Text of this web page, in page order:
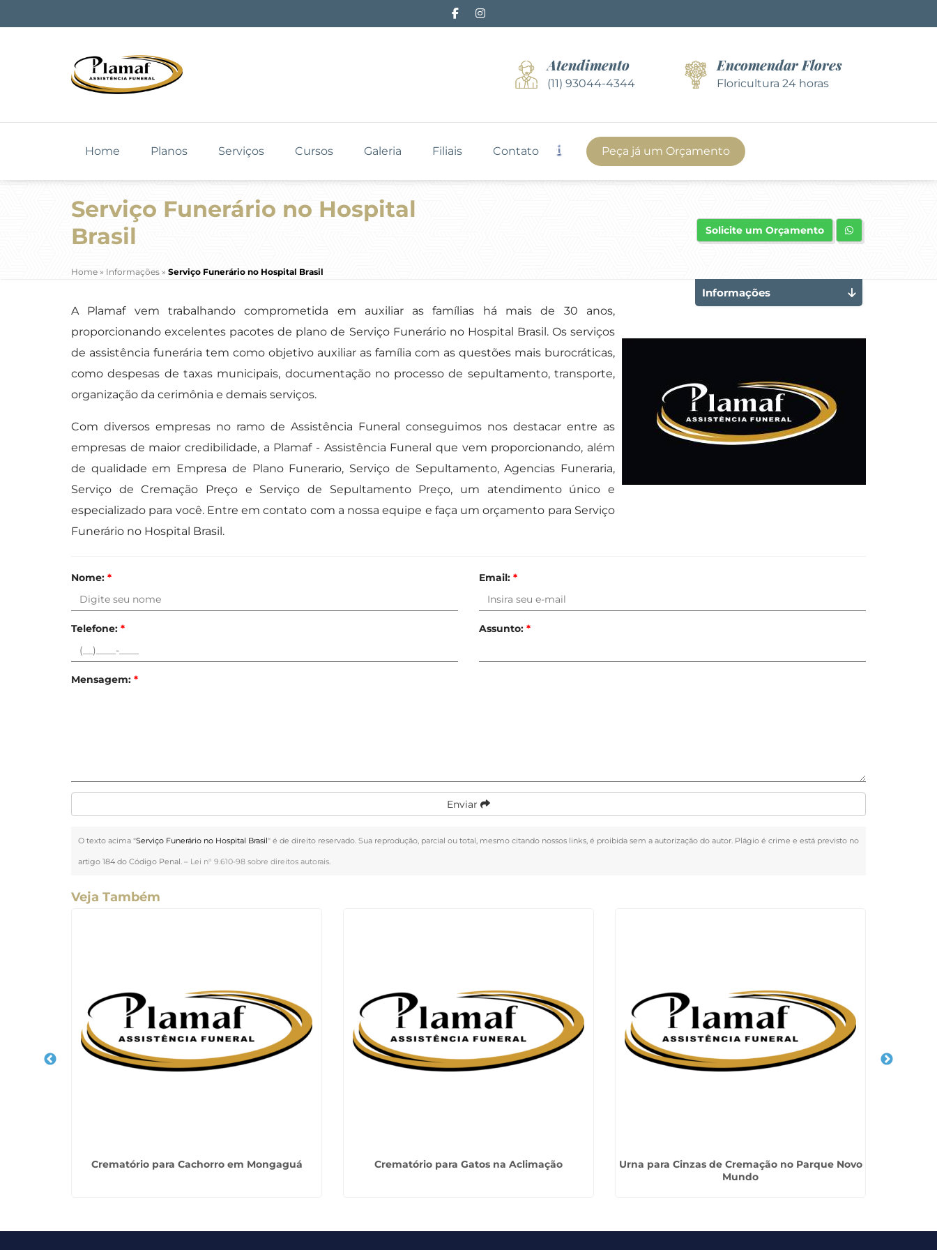
Atendimento
(11) 93044-4344
Encomendar Flores
Floricultura 24 horas
Home Planos Serviços Cursos Galeria Filiais Contato Peça já um Orçamento
Serviço Funerário no Hospital
Brasil
Home » Informações » Serviço Funerário no Hospital Brasil
Solicite um Orçamento
A Plamaf vem trabalhando comprometida em auxiliar as famílias há mais de 30 anos,
proporcionando excelentes pacotes de plano de Serviço Funerário no Hospital Brasil. Os serviços
de assistência funerária tem como objetivo auxiliar as família com as questões mais burocráticas,
como despesas de taxas municipais, documentação no processo de sepultamento, transporte,
organização da cerimônia e demais serviços.
Com diversos empresas no ramo de Assistência Funeral conseguimos nos destacar entre as
empresas de maior credibilidade, a Plamaf - Assistência Funeral que vem proporcionando, além
de qualidade em Empresa de Plano Funerario, Serviço de Sepultamento, Agencias Funeraria,
Serviço de Cremação Preço e Serviço de Sepultamento Preço, um atendimento único e
especializado para você. Entre em contato com a nossa equipe e faça um orçamento para Serviço
Funerário no Hospital Brasil.
Nome: * Email: *
Telefone: * Assunto: *
Mensagem: *
Enviar
O texto acima "Serviço Funerário no Hospital Brasil" é de direito reservado. Sua reprodução, parcial ou total, mesmo citando nossos links, é proibida sem a autorização do autor. Plágio é crime e está previsto no
artigo 184 do Código Penal. – Lei n° 9.610-98 sobre direitos autorais.
Informações
Veja Também
Crematório para Cachorro em Mongaguá Crematório para Gatos na Aclimação
Urna para Cinzas de Cremação no Parque Novo
Mundo